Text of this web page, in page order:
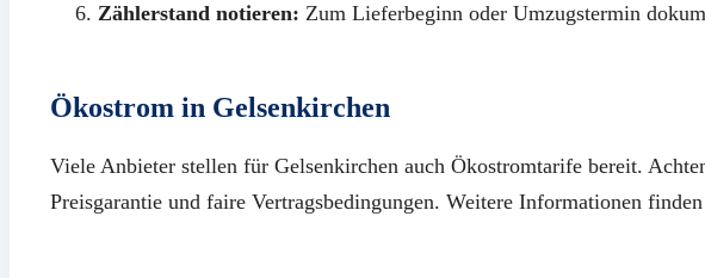
Zählerstand notieren: Zum Lieferbeginn oder Umzugstermin
Ökostrom in Gelsenkirchen
Viele Anbieter stellen für Gelsenkirchen auch Ökostromtarife bereit.
Preisgarantie und faire Vertragsbedingungen. Weitere Informationen